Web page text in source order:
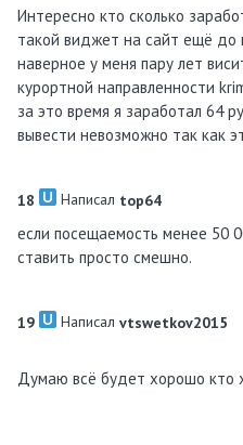
Интересно кто сколько
такой виджет на сайт ещё до
наверное у меня пару лет
курортной направленности
за это время я заработал 64
вывести невозможно так как
18 Написал top64
если посещаемость менее 50
ставить просто смешно.
19 Написал vtswetkov2015
Думаю всё будет хорошо кто